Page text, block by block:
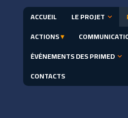
ACCUEIL LE PROJET
ACTIONS▾
ÉVÉNEMENTS DES PRIMED
CONTACTS